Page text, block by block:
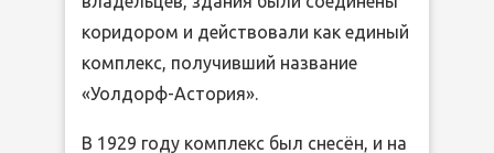
коридором и действовали как единый
комплекс, получивший название
«Уолдорф-Астория».
В 1929 году комплекс был снесён, и на